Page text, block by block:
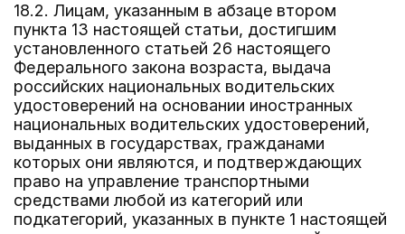
18.2. Лицам, указанным в абзаце втором
пункта 13 настоящей статьи, достигшим
установленного статьей 26 настоящего
Федерального закона возраста, выдача
российских национальных водительских
удостоверений на основании иностранных
национальных водительских удостоверений,
выданных в государствах, гражданами
которых они являются, и подтверждающих
право на управление транспортными
средствами любой из категорий или
подкатегорий, указанных в пункте 1 настоящей